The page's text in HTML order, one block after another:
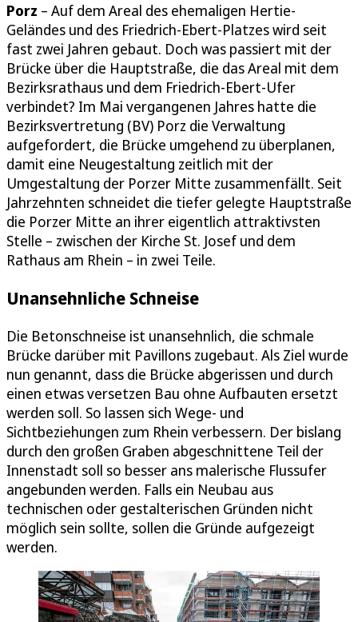
Porz – Auf dem Areal des ehemaligen Hertie-
Geländes und des Friedrich-Ebert-Platzes wird seit
fast zwei Jahren gebaut. Doch was passiert mit der
Brücke über die Hauptstraße, die das Areal mit dem
Bezirksrathaus und dem Friedrich-Ebert-Ufer
verbindet? Im Mai vergangenen Jahres hatte die
Bezirksvertretung (BV) Porz die Verwaltung
aufgefordert, die Brücke umgehend zu überplanen,
damit eine Neugestaltung zeitlich mit der
Umgestaltung der Porzer Mitte zusammenfällt. Seit
Jahrzehnten schneidet die tiefer gelegte Hauptstraße
die Porzer Mitte an ihrer eigentlich attraktivsten
Stelle – zwischen der Kirche St. Josef und dem
Rathaus am Rhein – in zwei Teile.
Unansehnliche Schneise
Die Betonschneise ist unansehnlich, die schmale
Brücke darüber mit Pavillons zugebaut. Als Ziel wurde
nun genannt, dass die Brücke abgerissen und durch
einen etwas versetzen Bau ohne Aufbauten ersetzt
werden soll. So lassen sich Wege- und
Sichtbeziehungen zum Rhein verbessern. Der bislang
durch den großen Graben abgeschnittene Teil der
Innenstadt soll so besser ans malerische Flussufer
angebunden werden. Falls ein Neubau aus
technischen oder gestalterischen Gründen nicht
möglich sein sollte, sollen die Gründe aufgezeigt
werden.